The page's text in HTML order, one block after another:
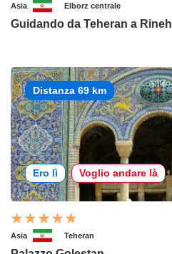
Asia Elborz centrale
Guidando da Teheran a Rineh
Distanza 69 km
Ero lì Voglio andare là
Asia Teheran